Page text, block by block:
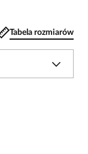
Tabela rozmiarów